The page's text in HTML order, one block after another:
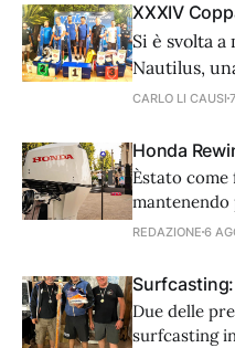
XXXIV
Si è svolta a
Nautilus,
di alto livello
d'Italia e
prova di
marine
CARLO LI CAUSI
Honda
Èstato
mantenendo
rivolto al
cuore di Villa
Marine ha
l'esclusivo
REDAZIONE 6
Due delle
surfcasting